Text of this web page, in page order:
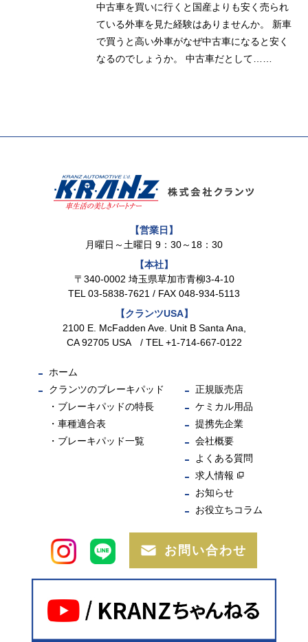
中古車を買いに行くと国産よりも安く売られ
ている外車を見た経験はありませんか。 新車
で買うと高い外車がなぜ中古車になると安く
なるのでしょうか。 中古車だとして……
【営業日】
月曜日～土曜日 9：30～18：30
【本社】
〒340-0002 埼玉県草加市青柳3-4-10
TEL 03-5838-7621 / FAX 048-934-5113
【クランツUSA】
2100 E. McFadden Ave. Unit B Santa Ana,
CA 92705 USA / TEL +1-714-667-0122
ホーム
クランツのブレーキパッド
ブレーキパッドの特長
車種適合表
ブレーキパッド一覧
正規販売店
ケミカル用品
提携先企業
会社概要
よくある質問
求人情報
お知らせ
お役立ちコラム
お問い合わせ